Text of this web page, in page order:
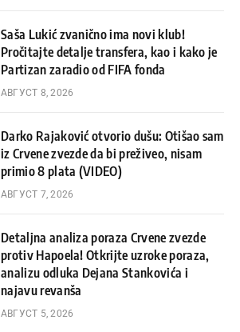
Saša Lukić zvanično ima novi klub!
Pročitajte detalje transfera, kao i kako je
Partizan zaradio od FIFA fonda
АВГУСТ 8, 2026
Darko Rajaković otvorio dušu: Otišao sam
iz Crvene zvezde da bi preživeo, nisam
primio 8 plata (VIDEO)
АВГУСТ 7, 2026
Detaljna analiza poraza Crvene zvezde
protiv Hapoela! Otkrijte uzroke poraza,
analizu odluka Dejana Stankovića i
najavu revanša
АВГУСТ 5, 2026